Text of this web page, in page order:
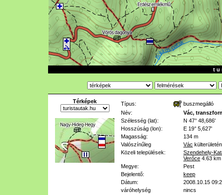
t u
Térképek Típus:
buszmegálló
Név:
Vác,
Szélesség (lat):
N 47° 48,686'
Hosszúság (lon):
E 19° 5,627'
Magasság:
134 m
Valószínűleg
Vác külterületén
Közeli települések:
Szendehely-
Verőce 4.63 km
Megye:
Pest
Bejelentő:
keep
Dátum:
2008.10.15
váróhelység
nincs